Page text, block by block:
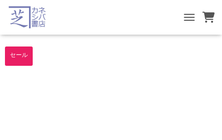
TOGGLE
セール